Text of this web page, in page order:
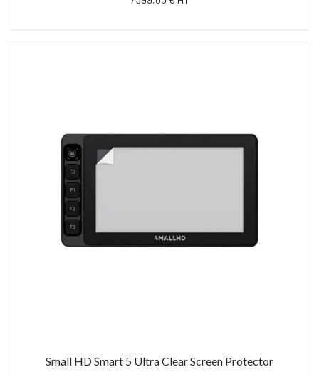
Small HD Smart 5 Ultra Clear Screen Protector